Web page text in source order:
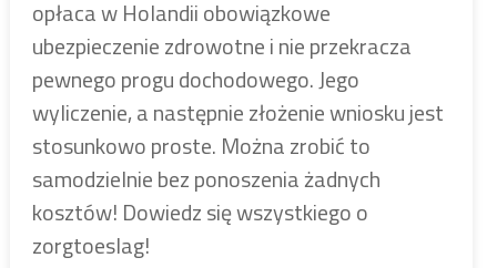
opłaca w Holandii obowiązkowe
ubezpieczenie zdrowotne i nie przekracza
pewnego progu dochodowego. Jego
wyliczenie, a następnie złożenie wniosku jest
stosunkowo proste. Można zrobić to
samodzielnie bez ponoszenia żadnych
kosztów! Dowiedz się wszystkiego o
zorgtoeslag!